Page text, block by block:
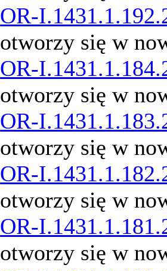
OR-
otworzy się w
OR-
otworzy się w
OR-
otworzy się w
OR-
otworzy się w
OR-
otworzy się w